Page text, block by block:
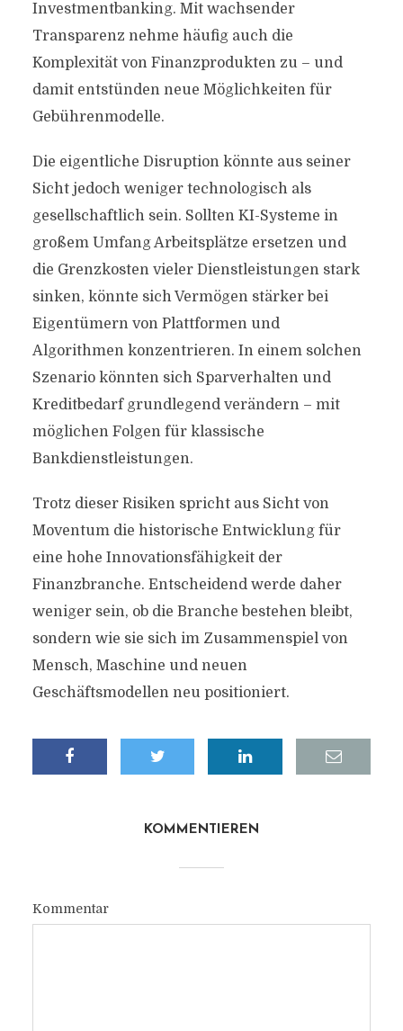
Investmentbanking. Mit wachsender
Transparenz nehme häufig auch die
Komplexität von Finanzprodukten zu – und
damit entstünden neue Möglichkeiten für
Gebührenmodelle.
Die eigentliche Disruption könnte aus seiner
Sicht jedoch weniger technologisch als
gesellschaftlich sein. Sollten KI-Systeme in
großem Umfang Arbeitsplätze ersetzen und
die Grenzkosten vieler Dienstleistungen stark
sinken, könnte sich Vermögen stärker bei
Eigentümern von Plattformen und
Algorithmen konzentrieren. In einem solchen
Szenario könnten sich Sparverhalten und
Kreditbedarf grundlegend verändern – mit
möglichen Folgen für klassische
Bankdienstleistungen.
Trotz dieser Risiken spricht aus Sicht von
Moventum die historische Entwicklung für
eine hohe Innovationsfähigkeit der
Finanzbranche. Entscheidend werde daher
weniger sein, ob die Branche bestehen bleibt,
sondern wie sie sich im Zusammenspiel von
Mensch, Maschine und neuen
Geschäftsmodellen neu positioniert.
KOMMENTIEREN
Kommentar